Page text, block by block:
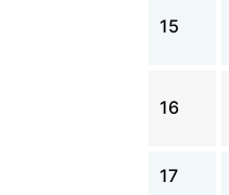
15
16
17